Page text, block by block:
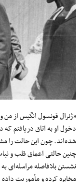
«ژنرال قونسول انگیس از
دخول او به اتاق دریافتم
شده‌اند. چون این حالت را
چنین حالتی اعماق قلب و
نشستن بلافاصله مراسله‌ای
مخابره کرده و مأموریت